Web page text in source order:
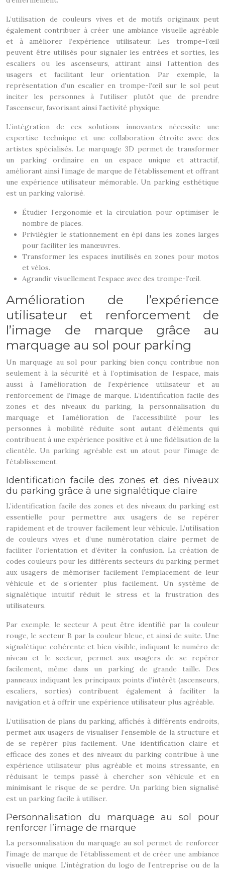
L’utilisation de couleurs vives et de motifs originaux peut
également contribuer à créer une ambiance visuelle agréable
et à améliorer l’expérience utilisateur. Les trompe-l’œil
peuvent être utilisés pour signaler les entrées et sorties, les
escaliers ou les ascenseurs, attirant ainsi l’attention des
usagers et facilitant leur orientation. Par exemple, la
représentation d’un escalier en trompe-l’œil sur le sol peut
inciter les personnes à l’utiliser plutôt que de prendre
l’ascenseur, favorisant ainsi l’activité physique.
L’intégration de ces solutions innovantes nécessite une
expertise technique et une collaboration étroite avec des
artistes spécialisés. Le marquage 3D permet de transformer
un parking ordinaire en un espace unique et attractif,
améliorant ainsi l’image de marque de l’établissement et offrant
une expérience utilisateur mémorable. Un parking esthétique
est un parking valorisé.
Étudier l’ergonomie et la circulation pour optimiser le
nombre de places.
Privilégier le stationnement en épi dans les zones larges
pour faciliter les manœuvres.
Transformer les espaces inutilisés en zones pour motos
et vélos.
Agrandir visuellement l’espace avec des trompe-l’œil.
Amélioration de l’expérience
utilisateur et renforcement de
l’image de marque grâce au
marquage au sol pour parking
Un marquage au sol pour parking bien conçu contribue non
seulement à la sécurité et à l’optimisation de l’espace, mais
aussi à l’amélioration de l’expérience utilisateur et au
renforcement de l’image de marque. L’identification facile des
zones et des niveaux du parking, la personnalisation du
marquage et l’amélioration de l’accessibilité pour les
personnes à mobilité réduite sont autant d’éléments qui
contribuent à une expérience positive et à une fidélisation de la
clientèle. Un parking agréable est un atout pour l’image de
l’établissement.
Identification facile des zones et des niveaux
du parking grâce à une signalétique claire
L’identification facile des zones et des niveaux du parking est
essentielle pour permettre aux usagers de se repérer
rapidement et de trouver facilement leur véhicule. L’utilisation
de couleurs vives et d’une numérotation claire permet de
faciliter l’orientation et d’éviter la confusion. La création de
codes couleurs pour les différents secteurs du parking permet
aux usagers de mémoriser facilement l’emplacement de leur
véhicule et de s’orienter plus facilement. Un système de
signalétique intuitif réduit le stress et la frustration des
utilisateurs.
Par exemple, le secteur A peut être identifié par la couleur
rouge, le secteur B par la couleur bleue, et ainsi de suite. Une
signalétique cohérente et bien visible, indiquant le numéro de
niveau et le secteur, permet aux usagers de se repérer
facilement, même dans un parking de grande taille. Des
panneaux indiquant les principaux points d’intérêt (ascenseurs,
escaliers, sorties) contribuent également à faciliter la
navigation et à offrir une expérience utilisateur plus agréable.
L’utilisation de plans du parking, affichés à différents endroits,
permet aux usagers de visualiser l’ensemble de la structure et
de se repérer plus facilement. Une identification claire et
efficace des zones et des niveaux du parking contribue à une
expérience utilisateur plus agréable et moins stressante, en
réduisant le temps passé à chercher son véhicule et en
minimisant le risque de se perdre. Un parking bien signalisé
est un parking facile à utiliser.
Personnalisation du marquage au sol pour
renforcer l’image de marque
La personnalisation du marquage au sol permet de renforcer
l’image de marque de l’établissement et de créer une ambiance
visuelle unique. L’intégration du logo de l’entreprise ou de la